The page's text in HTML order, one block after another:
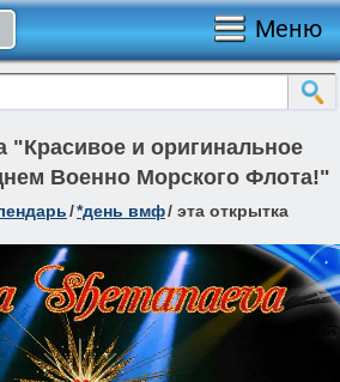
Меню
"Красивое и оригинальное
Военно Морского Флота!"
/*день вмф/ эта открытка